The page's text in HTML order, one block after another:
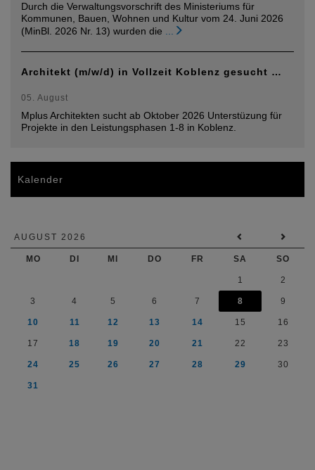
Durch die Verwaltungsvorschrift des Ministeriums für
Kommunen, Bauen, Wohnen und Kultur vom 24. Juni 2026
(MinBl. 2026 Nr. 13) wurden die
Architekt (m/w/d) in Vollzeit Koblenz gesucht …
05. August
Mplus Architekten sucht ab Oktober 2026 Unterstüzung für
Projekte in den Leistungsphasen 1-8 in Koblenz.
Kalender
AUGUST 2026
MO DI MI DO FR SA SO
1 2
3 4 5 6 7 8 9
10 11 12 13 14 15 16
17 18 19 20 21 22 23
24 25 26 27 28 29 30
31